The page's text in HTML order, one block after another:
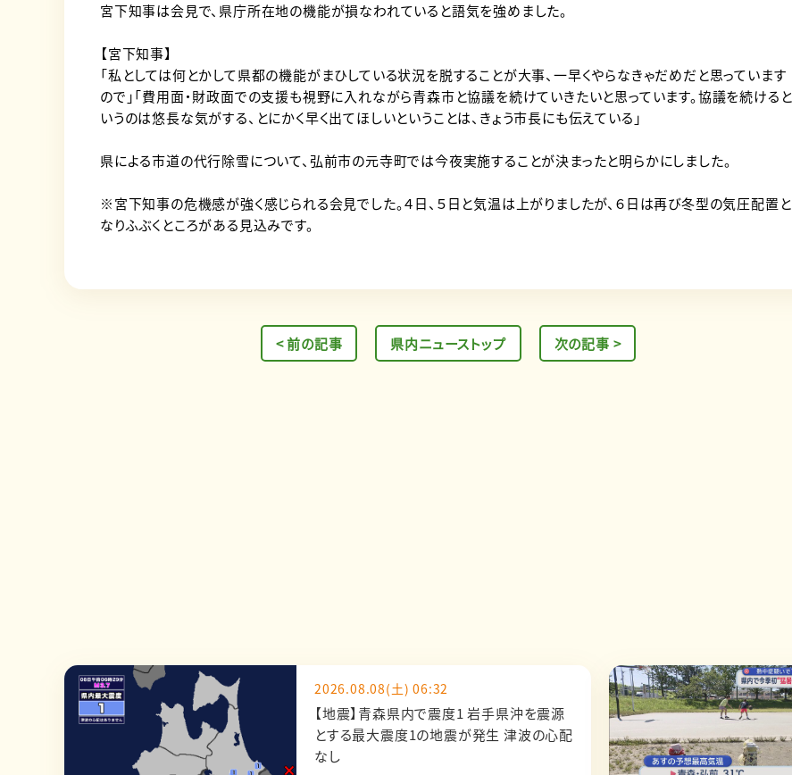
宮下知事は会見で、県庁所在地の機能が損なわれていると語気を強めました。
【宮下知事】
「私としては何とかして県都の機能がまひしている状況を脱することが大事、一早くやらなきゃだめだと思っています
ので」「費用面・財政面での支援も視野に入れながら青森市と協議を続けていきたいと思っています。協議を続けると
いうのは悠長な気がする、とにかく早く出てほしいということは、きょう市長にも伝えている」
県による市道の代行除雪について、弘前市の元寺町では今夜実施することが決まったと明らかにしました。
※宮下知事の危機感が強く感じられる会見でした。４日、５日と気温は上がりましたが、６日は再び冬型の気圧配置と
なりふぶくところがある見込みです。
< 前の記事 県内ニューストップ 次の記事 >
2026.08.08(土) 06:32
【地震】青森県内で震度1 岩手県沖を震源
とする最大震度1の地震が発生 津波の心配
なし